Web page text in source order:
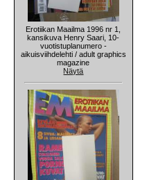
Erotiikan Maailma 1996 nr 1,
kansikuva Henry Saari, 10-
vuotistuplanumero -
aikuisviihdelehti / adult graphics
magazine
Näytä